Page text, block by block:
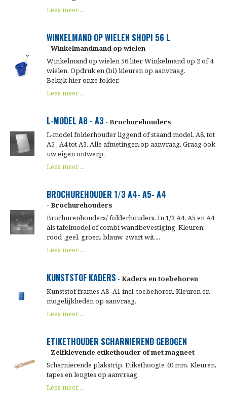
Lees meer ...
WINKELMAND OP WIELEN SHOPI 56 L
- Winkelmandmand op wielen
Winkelmand op wielen 56 liter. Winkelmand op 2 of 4
wielen. Opdruk en (bi) kleuren op aanvraag.
Bekijk hier onze folder.
Lees meer ...
L-MODEL A8 - A3 - Brochurehouders
L-model folderhouder liggend of staand model. A8, tot
A5 , A4 tot A3. Alle afmetingen op aanvraag. Graag ook
uw eigen ontwerp.
Lees meer ...
BROCHUREHOUDER 1/3 A4- A5- A4
- Brochurehouders
Brochurenhouders/ folderhouders. In 1/3 A4, A5 en A4
als tafelmodel of combi wandbevestiging. Kleuren:
rood ,geel, groen, blauw, zwart wit,...
Lees meer ...
KUNSTSTOF KADERS - Kaders en toebehoren
Kunststof frames A8- A1 incl. toebehoren. Kleuren en
mogelijkheden op aanvraag.
Lees meer ...
ETIKETHOUDER SCHARNIEREND GEBOGEN
- Zelfklevende etikethouder of met magneet
Scharnierende plakstrip. Etikethoogte 40 mm. Kleuren,
tapes en lengtes op aanvraag.
Lees meer ...